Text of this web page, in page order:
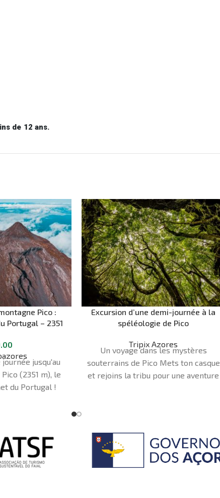
de 12 ans.
Pico :
Portugal – 2351
jusqu'au
(2351 m), le
du Portugal !
Excursion d’une demi-journée à la
spéléologie de Pico
Tripix Azores
Un voyage dans les mystères
souterrains de Pico Mets ton casque
et rejoins la tribu pour une aventure
rarement vues par d'autres.Durée
- 3 heures Point de rencontre -
Bureau Tripix des Açores